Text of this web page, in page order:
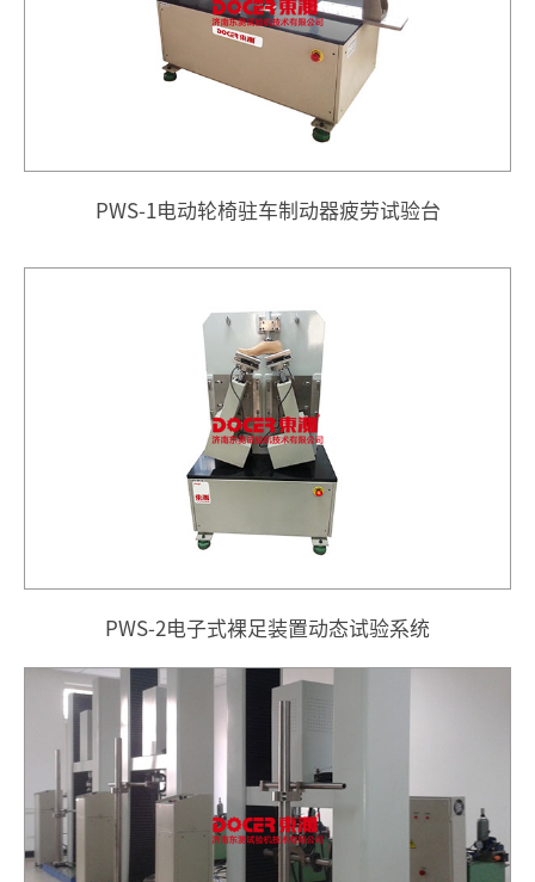
PWS-1电动轮椅驻车制动器疲劳试验台
PWS-2电子式裸足装置动态试验系统